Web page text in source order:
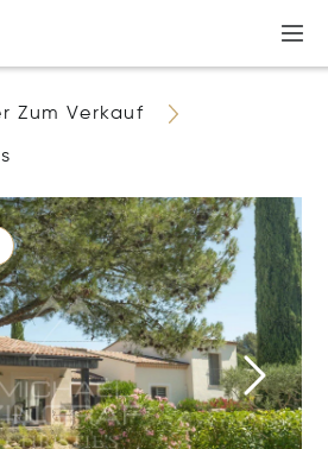
Zum Verkauf